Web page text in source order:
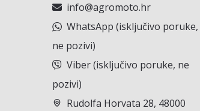
info@agromoto.hr
WhatsApp (isključivo poruke,
ne pozivi)
Viber (isključivo poruke, ne
pozivi)
Rudolfa Horvata 28, 48000